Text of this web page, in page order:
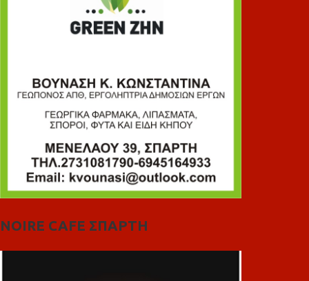
NOIRE CAFE ΣΠΑΡΤΗ